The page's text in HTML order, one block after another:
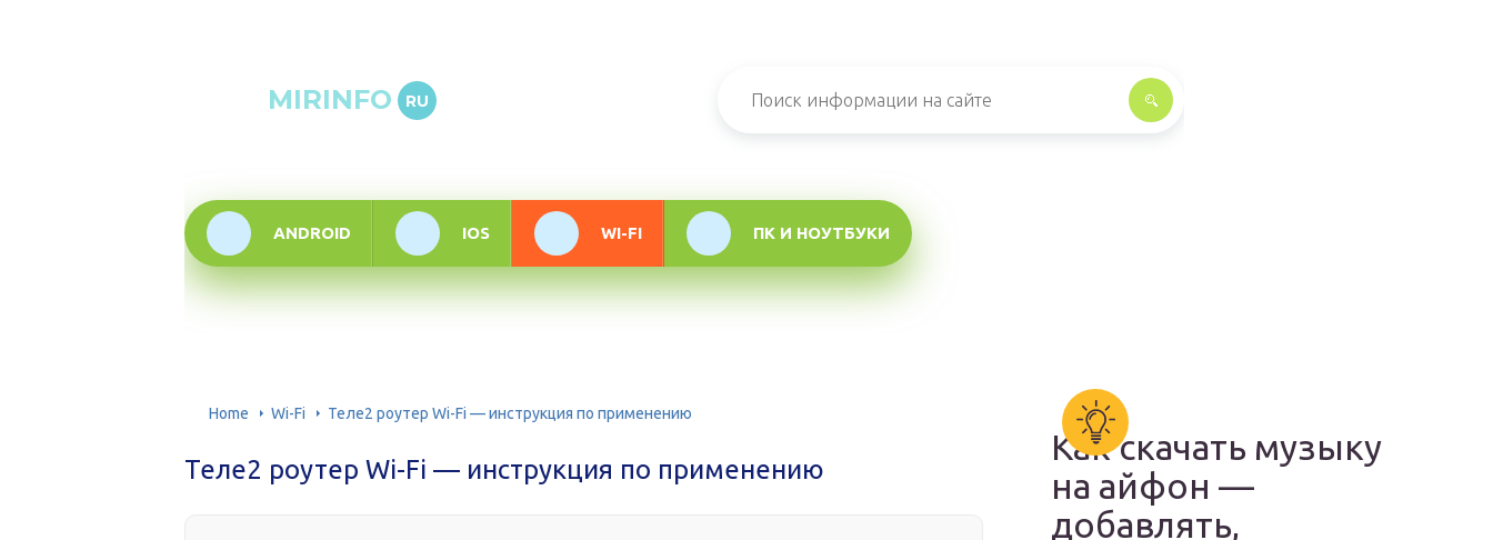
MIRINFO RU
ANDROID IOS WI-FI ПК И НОУТБУКИ
Home Wi-Fi Теле2 роутер Wi-Fi — инструкция по применению
Теле2 роутер Wi-Fi — инструкция по применению
Как скачать музыку
на айфон —
добавлять,